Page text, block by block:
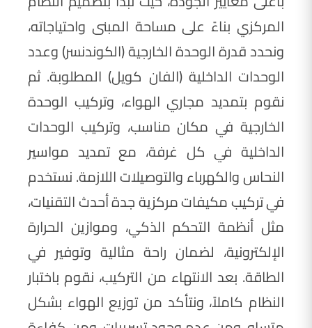
المركزي بناءً على مساحة المبنى واحتياجاته،
ونحدد قدرة الوحدة الخارجية (الكوندنسر) وعدد
الوحدات الداخلية (الفان كويل) المطلوبة. ثم
نقوم بتمديد مجاري الهواء، وتركيب الوحدة
الخارجية في مكان مناسب، وتركيب الوحدات
الداخلية في كل غرفة، مع تمديد مواسير
النحاس والكهرباء والتوصيلات اللازمة. نستخدم
في تركيب مكيفات مركزية جدة أحدث التقنيات،
مثل أنظمة التحكم الذكي، وموازين الحرارة
الإلكترونية، لضمان راحة مثالية وتوفير في
الطاقة. بعد الانتهاء من التركيب، نقوم باختبار
النظام كاملاً، ونتأكد من توزيع الهواء بشكل